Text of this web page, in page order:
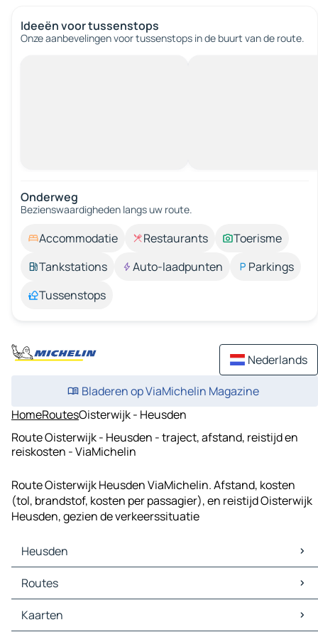
Ideeën voor tussenstops
Onze aanbevelingen voor tussenstops in de buurt van de route.
Onderweg
Bezienswaardigheden langs uw route.
Accommodatie Restaurants
Toerisme
Tankstations
Auto-laadpunten
Parkings
Tussenstops
Nederlands
Bladeren op ViaMichelin Magazine
HomeRoutesOisterwijk - Heusden
Route Oisterwijk - Heusden - traject, afstand, reistijd en
reiskosten - ViaMichelin
Route Oisterwijk Heusden ViaMichelin. Afstand, kosten
(tol, brandstof, kosten per passagier), en reistijd Oisterwijk
Heusden, gezien de verkeerssituatie
Heusden
Heusden Kaarten
Heusden Verkeer
Heusden Hotels
Heusden Restaurants
Routes
Routes Heusden - Den Bosch
Routes Heusden - Almkerk
Kaarten